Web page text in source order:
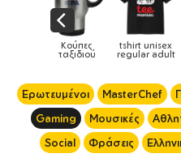
regular adult Παιδικό tshirt Drill
Ερωτευμένοι MasterChef
Gaming
Μουσικές
Social
Φράσεις